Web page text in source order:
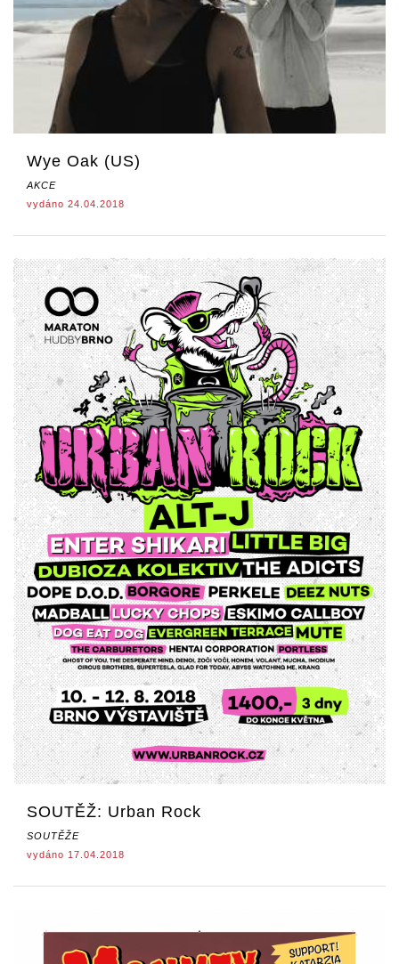
Wye Oak (US)
AKCE
vydáno 24.04.2018
SOUTĚŽ: Urban Rock
SOUTĚŽE
vydáno 17.04.2018